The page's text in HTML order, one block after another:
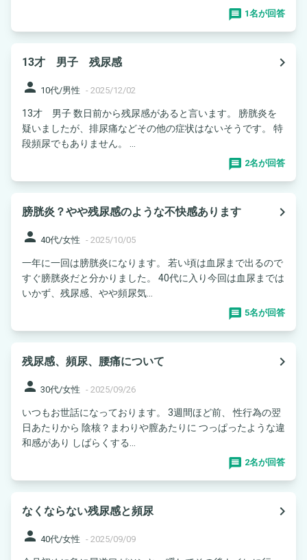
1名が回答
13才 男子 残尿感
navigate_next
person 10代/男性 - 2025/12/02
13才 男子 数日前から残尿感があると言います。 膀胱炎を
疑いましたが、排尿痛などその他の症状はないそうです。 特
2名が回答
膀胱炎？やや残尿感のような不快感あります
navigate_next
person 40代/女性 - 2025/10/05
一年に一回は膀胱炎になります。 若い頃は血尿まで出るので
すぐ膀胱炎だと分かりました。 40代に入り今回は血尿までは
いかず、残尿感、やや頻尿気...
5名が回答
残尿感、頻尿、腰痛について
navigate_next
person 30代/女性 - 2025/09/26
いつもお世話になっております。 3週間ほど前、 性行為の翌
日あたりから 陰核？まわりや膣あたりに つっぱったような違
和感があり しばらくする...
2名が回答
なくならない残尿感と頻尿
navigate_next
person 40代/女性 - 2025/09/09